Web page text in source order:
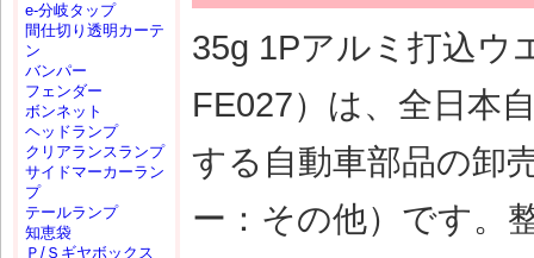
35g 1Pアルミ打込ウ
FE027）は、全日本
する自動車部品の卸
ー：その他）です。
e-分岐タップ
間仕切り透明カーテ
ン
バンパー
フェンダー
ボンネット
ヘッドランプ
クリアランスランプ
サイドマーカーラン
プ
テールランプ
知恵袋
Ｐ/Ｓギヤボックス